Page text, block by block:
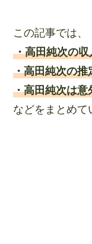
この記事では、
・高田純次の収
・高田純次の推
・高田純次は意
などをまとめて